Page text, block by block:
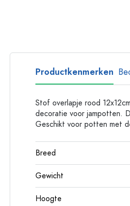
Productkenmerken
Stof overlapje rood
decoratie voor jampotten.
Geschikt voor potten met
Breed
Gewicht
Hoogte